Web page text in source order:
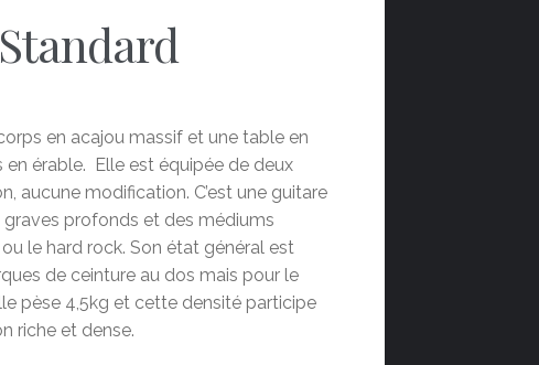
en acajou massif et une table en
érable. Elle est équipée de deux
aucune modification. C’est une guitare
profonds et des médiums
le hard rock. Son état général est
de ceinture au dos mais pour le
pèse 4,5kg et cette densité participe
riche et dense.